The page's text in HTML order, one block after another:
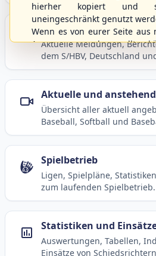
Berichte und
Aktuelle Meldungen,
dem S/HBV, Deutschland
Aktuelle und
Übersicht aller aktuell
Baseball, Softball und
Spielbetrieb
Ligen, Spielpläne,
zum laufenden Spielbetrieb.
Statistiken und
Auswertungen, Tabellen,
Einsätze von
hierher kopiert und
uneingeschränkt genutzt
Wenn es von eurer Seite aus
Anregungen geben sollte,
gerne an die
schicken.